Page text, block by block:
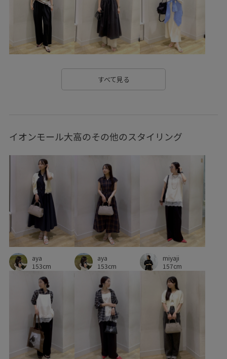
WEB限定 きれいめ きれいめカジュアル
さらっとした肌触り さらりとした オフィス
オフィスカジュアル オーバーサイズ カジュアル
キャミソール
シンプル シンプルなデザイン シンプルコーデ
ジャケット スウェット スウェットのインナー
スッキリ ストレスフリー ダウン
チノパン デイリーで活躍 ドライタッチ
ニット ハンドバッグ バックパック パンツ
フリーサイズ ブルゾン プルオーバー プレゼント用
ポケット付き ポーチ マニッシュ マルチストライプ
モノトーン ユニセックス リュック
リラックス感 レイヤードスタイル ロゴデザイン
ロゴプリント ヴィンテージ ヴィンテージ加工
ヴィンテージ感
すべて見る
イオンモール大高のその他のスタイリング
aya
153cm
aya
153cm
miyaji
157cm